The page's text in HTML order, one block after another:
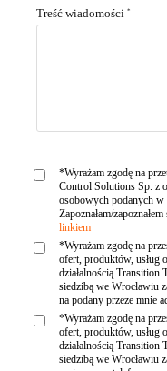
Treść wiadomości*
*Wyrażam zgodę na
Control Solutions Sp. z
osobowych podanych
Zapoznałam/
linkiem
*Wyrażam zgodę na
ofert, produktów, usług
działalnością Transition
siedzibą we Wrocławiu
na podany przeze mnie
*Wyrażam zgodę na
ofert, produktów, usług
działalnością Transition
siedzibą we Wrocławiu